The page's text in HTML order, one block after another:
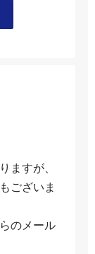
ますが、
ございま
のメール